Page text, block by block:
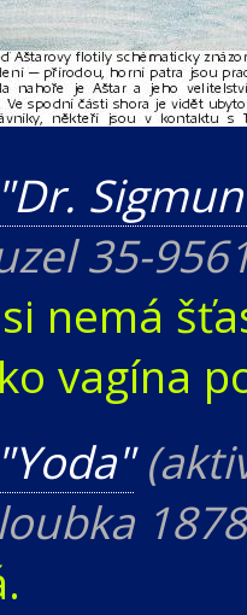
"Dr.
35-
nemá
vagína
"Yoda"